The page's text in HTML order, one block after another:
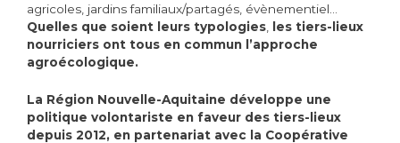
agricoles, jardins familiaux/partagés, évènementiel…
Quelles que soient leurs typologies
les tiers-lieux
nourriciers ont tous en commun l’approche
agroécologique.
La Région Nouvelle-Aquitaine développe une
politique volontariste en faveur des tiers-lieux
depuis 2012, en partenariat avec la Coopérative